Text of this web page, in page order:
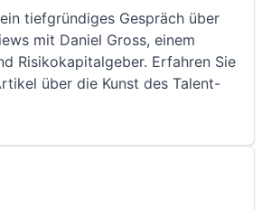
tiefgründiges Gespräch über
mit Daniel Gross, einem
Risikokapitalgeber. Erfahren Sie
über die Kunst des Talent-